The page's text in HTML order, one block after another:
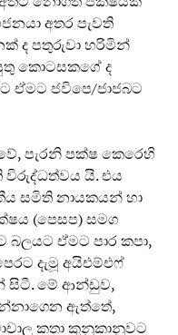
අතර පැවති
ද පතුරුවා හරිමින්
කොටසකගේ ද
ඒමට ජවිපෙ/ජාජබට
පැරනි පක්ෂ කෙරෙහි
විරුද්ධත්වය යි. එය
සමිති නායකයන් හා
(පෙසප) සමග
බලයට ඒමට පාර කපා,
දැමූ අයිඑම්එෆ්
සිටී. මේ ආන්ඩුව,
ඇත්තේ,
කතා කුනුකානුවට